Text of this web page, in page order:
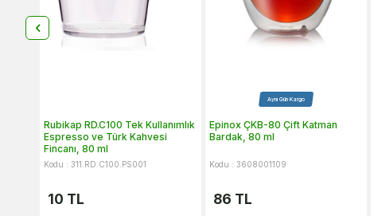
Rubikap RD.C100 Tek Kullanımlık
Espresso ve Türk Kahvesi
Fincanı, 80 ml
Kodu : 311.RD.C100.PS001
10 TL
Aynı Gün Kargo
Epinox ÇKB-80 Çift Katman
Bardak, 80 ml
Kodu : 3608001109
86 TL